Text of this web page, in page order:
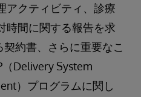
アクティビティ、診療
時間に関する報告を求
約書、さらに重要なこ
（Delivery System
）プログラムに関し